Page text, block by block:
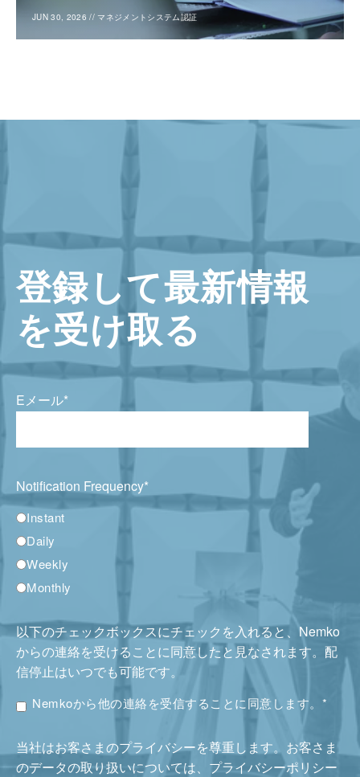
JUN 30, 2026 //マネジメントシステム認証
登録して最新情報
を受け取る
Eメール*
Notification Frequency*
Instant
Daily
Weekly
Monthly
以下のチェックボックスにチェックを入れると、Nemko
からの連絡を受けることに同意したと見なされます。配
信停止はいつでも可能です。
Nemkoから他の連絡を受信することに同意します。 *
当社はお客さまのプライバシーを尊重します。お客さま
のデータの取り扱いについては、プライバシーポリシー